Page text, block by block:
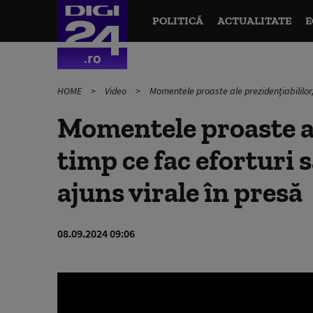
POLITICĂ ACTUALITATE
HOME Video Momentele proaste ale
Momentele proaste
timp ce fac eforturi
ajuns virale în presă
08.09.2024 09:06